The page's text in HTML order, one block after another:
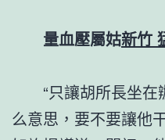
量血壓屬姑新竹
“只讓胡所長坐在
么意思，要不要讓他